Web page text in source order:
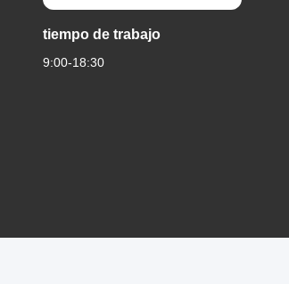
tiempo de trabajo
9:00-18:30